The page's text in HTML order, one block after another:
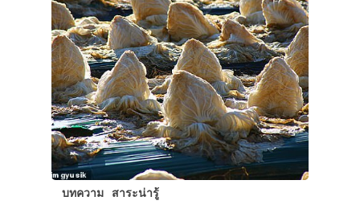
บทความ สาระน่ารู้